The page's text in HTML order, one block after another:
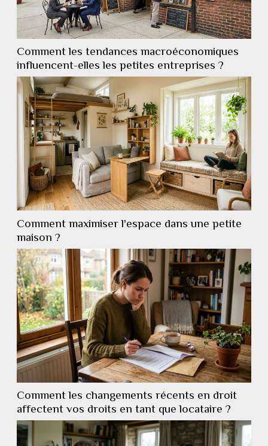
Comment les tendances macroéconomiques
influencent-elles les petites entreprises ?
Comment maximiser l'espace dans une petite
maison ?
Comment les changements récents en droit
affectent vos droits en tant que locataire ?